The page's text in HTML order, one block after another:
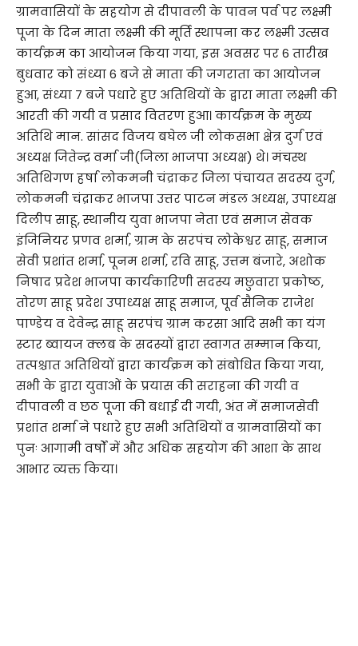
ग्रामवासियों के सहयोग से दीपावली के पावन पर्व पर लक्ष्मी
पूजा के दिन माता लक्ष्मी की मूर्ति स्थापना कर लक्ष्मी उत्सव
कार्यक्रम का आयोजन किया गया, इस अवसर पर 6 तारीख
बुधवार को संध्या 6 बजे से माता की जगराता का आयोजन
हुआ, संध्या 7 बजे पधारे हुए अतिथियों के द्वारा माता लक्ष्मी की
आरती की गयी व प्रसाद वितरण हुआ। कार्यक्रम के मुख्य
अतिथि मान. सांसद विजय बघेल जी लोकसभा क्षेत्र दुर्ग एवं
अध्यक्ष जितेन्द्र वर्मा जी(जिला भाजपा अध्यक्ष) थे। मंचस्थ
अतिथिगण हर्षा लोकमनी चंद्राकर जिला पंचायत सदस्य दुर्ग,
लोकमनी चंद्राकर भाजपा उत्तर पाटन मंडल अध्यक्ष, उपाध्यक्ष
दिलीप साहू, स्थानीय युवा भाजपा नेता एवं समाज सेवक
इंजिनियर प्रणव शर्मा, ग्राम के सरपंच लोकेश्वर साहू, समाज
सेवी प्रशांत शर्मा, पूनम शर्मा, रवि साहू, उत्तम बंजारे, अशोक
निषाद प्रदेश भाजपा कार्यकारिणी सदस्य मछुवारा प्रकोष्ठ,
तोरण साहू प्रदेश उपाध्यक्ष साहू समाज, पूर्व सैनिक राजेश
पाण्डेय व देवेन्द्र साहू सरपंच ग्राम करसा आदि सभी का यंग
स्टार ब्वायज क्लब के सदस्यों द्वारा स्वागत सम्मान किया,
तत्पश्चात अतिथियों द्वारा कार्यक्रम को संबोधित किया गया,
सभी के द्वारा युवाओं के प्रयास की सराहना की गयी व
दीपावली व छठ पूजा की बधाई दी गयी, अंत में समाजसेवी
प्रशांत शर्मा ने पधारे हुए सभी अतिथियों व ग्रामवासियों का
पुनः आगामी वर्षों में और अधिक सहयोग की आशा के साथ
आभार व्यक्त किया।